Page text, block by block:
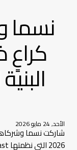
نسما
الأحد, 24 مايو 2026
شاركت نسما